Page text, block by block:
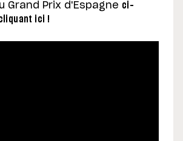
Grand Prix d'Espagne ci-
ici !